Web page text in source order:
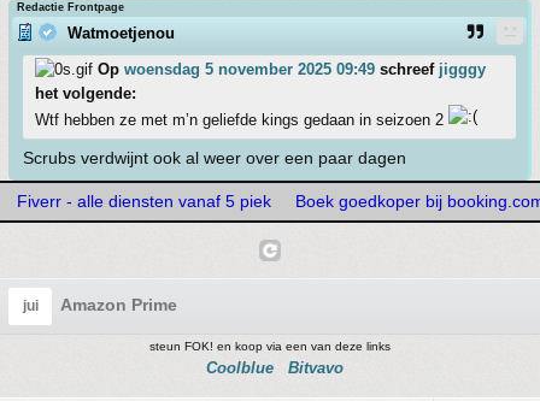
Redactie Frontpage
Watmoetjenou
Op woensdag 5 november 2025 09:49 schreef jigggy
het volgende:
Wtf hebben ze met m’n geliefde kings gedaan in seizoen 2
Scrubs verdwijnt ook al weer over een paar dagen
Fiverr - alle diensten vanaf 5 piek Boek goedkoper bij
jui Amazon Prime
steun FOK! en koop via een van deze links
Coolblue Bitvavo